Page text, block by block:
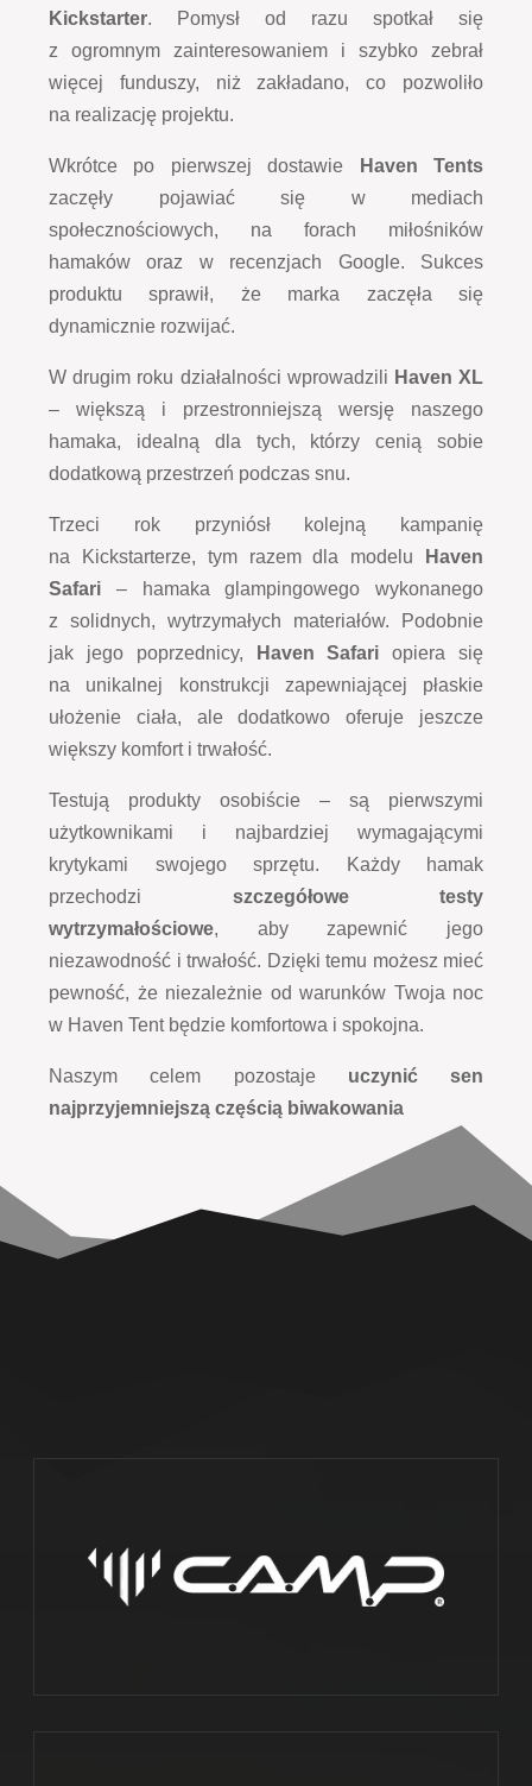
Kickstarter. Pomysł od razu spotkał się
z ogromnym zainteresowaniem i szybko zebrał
więcej funduszy, niż zakładano, co pozwoliło
na realizację projektu.
Wkrótce po pierwszej dostawie
Haven Tents
zaczęły pojawiać się w mediach
społecznościowych, na forach miłośników
hamaków oraz w recenzjach Google. Sukces
produktu sprawił, że marka zaczęła się
dynamicznie rozwijać.
W drugim roku działalności wprowadzili Haven XL
– większą i przestronniejszą wersję naszego
hamaka, idealną dla tych, którzy cenią sobie
dodatkową przestrzeń podczas snu.
Trzeci rok przyniósł kolejną kampanię
na Kickstarterze, tym razem dla modelu
Haven
Safari – hamaka glampingowego wykonanego
z solidnych, wytrzymałych materiałów. Podobnie
jak jego poprzednicy,
Haven Safari opiera się
na unikalnej konstrukcji zapewniającej płaskie
ułożenie ciała, ale dodatkowo oferuje jeszcze
większy komfort i trwałość.
Testują produkty osobiście – są pierwszymi
użytkownikami i najbardziej wymagającymi
krytykami swojego sprzętu. Każdy hamak
przechodzi szczegółowe testy
wytrzymałościowe, aby zapewnić jego
niezawodność i trwałość. Dzięki temu możesz mieć
pewność, że niezależnie od warunków Twoja noc
w Haven Tent będzie komfortowa i spokojna.
Naszym celem pozostaje uczynić sen
najprzyjemniejszą częścią biwakowania